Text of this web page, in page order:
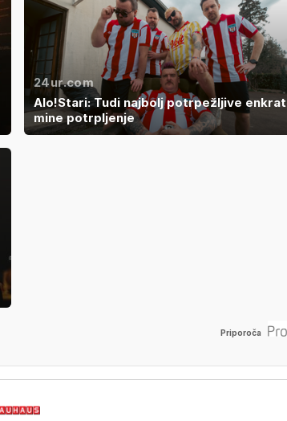
24ur.com
Alo!Stari: Tudi najbolj potrpežljive enkrat
mine potrpljenje
Priporoča